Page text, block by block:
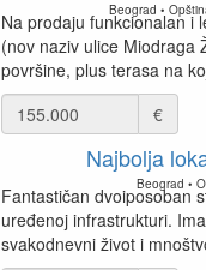
Beograd •
Na prodaju funkcionalan i
(nov naziv ulice Miodraga
površine, plus terasa na
€
Najbolja
Beograd •
Fantastičan dvoiposoban
uređenoj infrastrukturi.
svakodnevni život i